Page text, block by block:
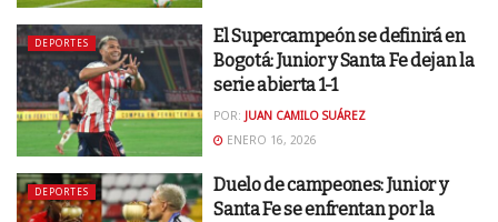
DEPORTES
El Supercampeón se definirá en
Bogotá: Junior y Santa Fe dejan la
serie abierta 1-1
POR: JUAN CAMILO SUÁREZ
ENERO 16, 2026
DEPORTES
Duelo de campeones: Junior y
Santa Fe se enfrentan por la